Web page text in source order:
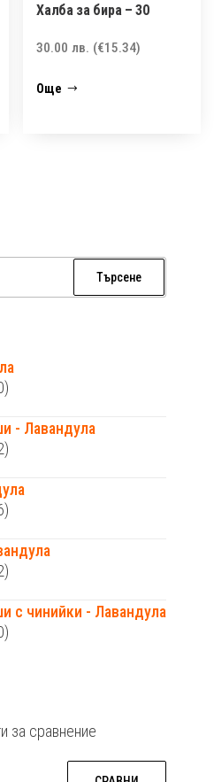
Халба за бира – 30
30.00лв. (€15.34)
Още
- Лавандула
с чинийки - Лавандула
за сравнение